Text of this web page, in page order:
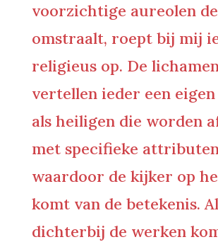
voorzichtige aureolen
omstraalt, roept bij mij
religieus op. De
vertellen ieder een
als heiligen die worden
met specifieke
waardoor de kijker op
komt van de betekenis.
dichterbij de werken